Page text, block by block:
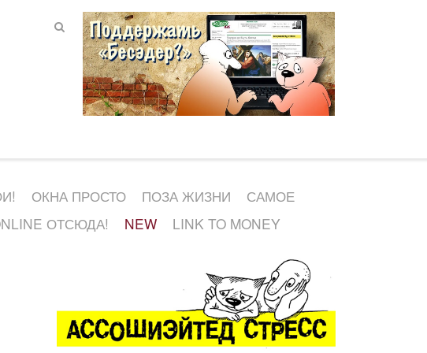
ОКНА ПРОСТО ПОЗА ЖИЗНИ
САМОЕ
ОТСЮДА! NEW LINK TO MONEY